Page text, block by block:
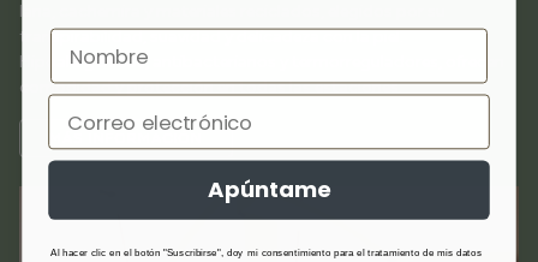
lana, cachemira y materiales reciclados, elegidos por su
transpirabilidad, suavidad y delicadeza con la piel.
Hipoalergénicos, antibacterianos y termorreguladores, ofrecen
comodidad y protección en todas las estaciones.
Apúntame
Al hacer clic en el botón "Suscribirse", doy mi consentimiento para el tratamiento de mis datos